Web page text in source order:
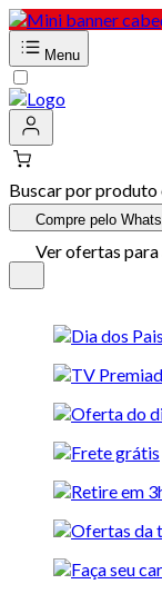
Menu
Buscar por produto
Compre pelo
Ver ofertas para